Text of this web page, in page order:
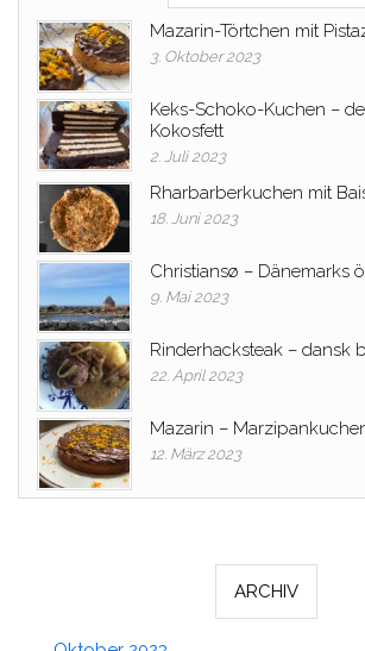
Mazarin-Törtchen mit
3. Oktober 2023
Keks-Schoko-Kuchen –
Kokosfett
2. Juli 2023
Rharbarberkuchen mit
18. Juni 2023
Christiansø – Dänemarks
9. Mai 2023
Rinderhacksteak – dansk
22. April 2023
Mazarin –
12. März 2023
ARCHIV